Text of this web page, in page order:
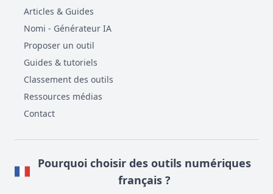
Articles & Guides
Nomi - Générateur IA
Proposer un outil
Guides & tutoriels
Classement des outils
Ressources médias
Contact
Pourquoi choisir des outils numériques
français ?